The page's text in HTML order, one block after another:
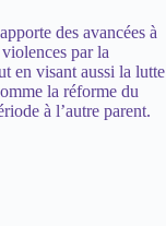
des avancées à
par la
en visant aussi la lutte
la réforme du
à l’autre parent.